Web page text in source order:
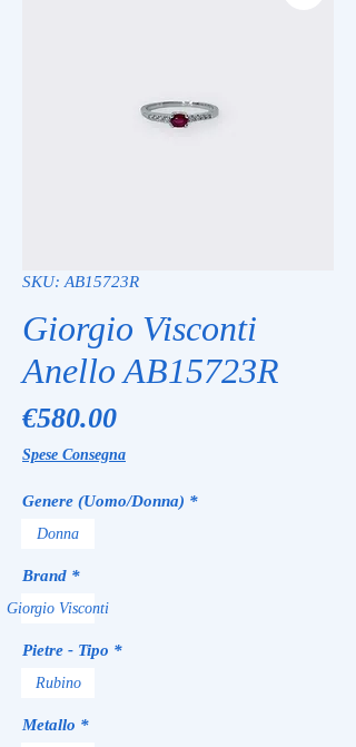
SKU: AB15723R
Giorgio Visconti
Anello AB15723R
€580.00Price
Spese Consegna
Genere (Uomo/Donna) *
Donna
Brand *
Giorgio Visconti
Pietre - Tipo *
Rubino
Metallo *